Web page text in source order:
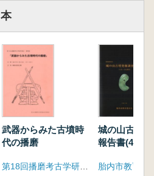
きます。また、いわゆる
る典型的な「古式土師
的なのか、時間的ズレが
状の見通しを整理する予
みた九州の古式土師器
・福岡平野) 久住猛雄
武器からみた古墳時
代の播磨
第18回播磨考古学研究集会実行委員会
城の山古墳
報告書(4次〜
胎内市教育委